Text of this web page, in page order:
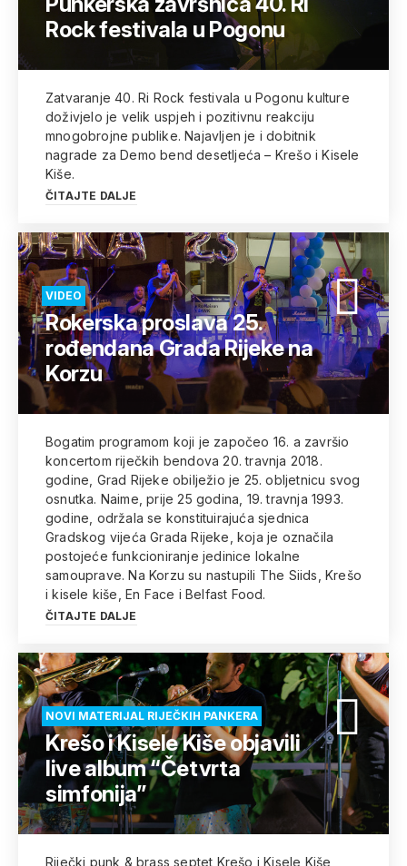
Rock festivala u Pogonu
Zatvaranje 40. Ri Rock festivala u Pogonu kulture
doživjelo je velik uspjeh i pozitivnu reakciju
mnogobrojne publike. Najavljen je i dobitnik
nagrade za Demo bend desetljeća – Krešo i Kisele
Kiše.
ČITAJTE DALJE
VIDEO
Rokerska proslava 25.
rođendana Grada Rijeke na
Korzu
Bogatim programom koji je započeo 16. a završio
koncertom riječkih bendova 20. travnja 2018.
godine, Grad Rijeke obilježio je 25. obljetnicu svog
osnutka. Naime, prije 25 godina, 19. travnja 1993.
godine, održala se konstituirajuća sjednica
Gradskog vijeća Grada Rijeke, koja je označila
postojeće funkcioniranje jedinice lokalne
samouprave. Na Korzu su nastupili The Siids, Krešo
i kisele kiše, En Face i Belfast Food.
ČITAJTE DALJE
NOVI MATERIJAL RIJEČKIH PANKERA
Krešo i Kisele Kiše objavili
live album “Četvrta
simfonija”
Riječki punk & brass septet Krešo i Kisele Kiše